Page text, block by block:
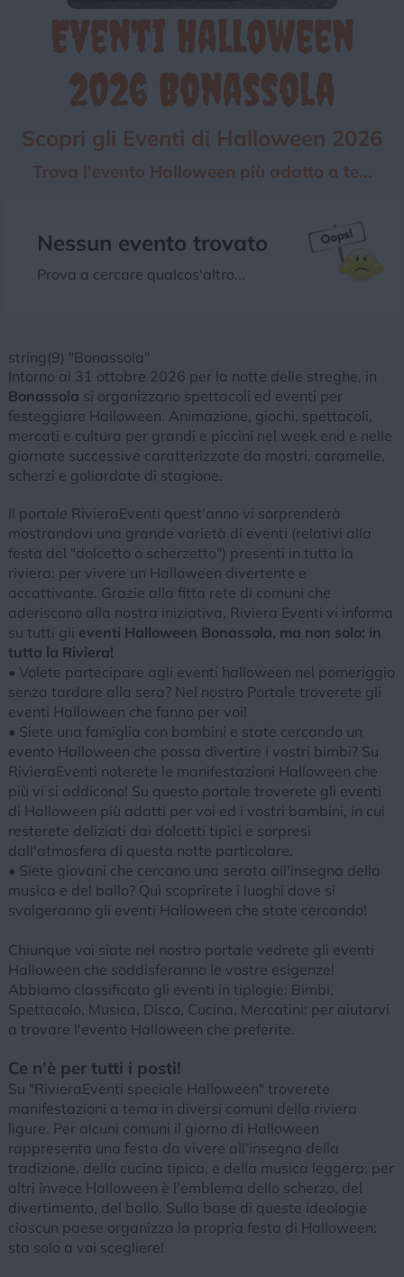
Chi siamo Privacy e Cookie Login
Eventi Halloween
2026 Bonassola
Scopri gli Eventi di Halloween 2026
Trova l'evento Halloween più adatto a te...
Nessun evento trovato
Prova a cercare qualcos'altro...
string(9) "Bonassola"
Intorno al 31 ottobre 2026 per la notte delle streghe, in
Bonassola si organizzano spettacoli ed eventi per
festeggiare Halloween. Animazione, giochi, spettacoli,
mercati e cultura per grandi e piccini nel week end e nelle
giornate successive caratterizzate da mostri, caramelle,
scherzi e goliardate di stagione.
Il portale RivieraEventi quest'anno vi sorprenderà
mostrandovi una grande varietà di eventi (relativi alla
festa del "dolcetto o scherzetto") presenti in tutta la
riviera: per vivere un Halloween divertente e
accattivante. Grazie alla fitta rete di comuni che
aderiscono alla nostra iniziativa, Riviera Eventi vi informa
su tutti gli eventi Halloween Bonassola, ma non solo: in
tutta la Riviera!
• Volete partecipare agli eventi halloween nel pomeriggio
senza tardare alla sera? Nel nostro Portale troverete gli
eventi Halloween che fanno per voi!
• Siete una famiglia con bambini e state cercando un
evento Halloween che possa divertire i vostri bimbi? Su
RivieraEventi noterete le manifestazioni Halloween che
più vi si addicono! Su questo portale troverete gli eventi
di Halloween più adatti per voi ed i vostri bambini, in cui
resterete deliziati dai dolcetti tipici e sorpresi
dall'atmosfera di questa notte particolare.
• Siete giovani che cercano una serata all'insegna della
musica e del ballo? Qui scoprirete i luoghi dove si
svolgeranno gli eventi Halloween che state cercando!
Chiunque voi siate nel nostro portale vedrete gli eventi
Halloween che soddisferanno le vostre esigenze!
Abbiamo classificato gli eventi in tiplogie: Bimbi,
Spettacolo, Musica, Disco, Cucina, Mercatini: per aiutarvi
a trovare l'evento Halloween che preferite.
Ce n'è per tutti i posti!
Su "RivieraEventi speciale Halloween" troverete
manifestazioni a tema in diversi comuni della riviera
ligure. Per alcuni comuni il giorno di Halloween
rappresenta una festa da vivere all'insegna della
tradizione, della cucina tipica, e della musica leggera; per
altri invece Halloween è l'emblema dello scherzo, del
divertimento, del ballo. Sulla base di queste ideologie
ciascun paese organizza la propria festa di Halloween:
sta solo a voi scegliere!